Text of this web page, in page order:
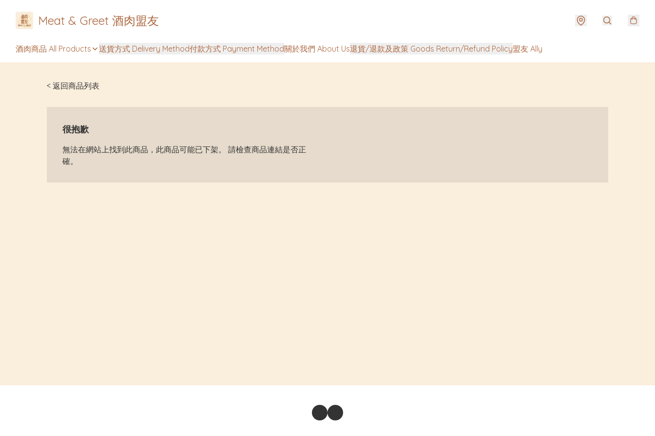
Meat & Greet 酒肉盟友
酒肉商品 All Products 送貨方式 Delivery Method付款方式 Payment Method關於我們 About Us退貨/退款及政策 Goods Return/Refund Policy盟友 Ally
< 返回商品列表
很抱歉
無法在網站上找到此商品，此商品可能已下架。 請檢查商品連結是否正
確。